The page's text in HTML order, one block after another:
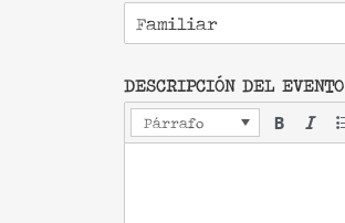
DESCRIPCIÓN DEL EVENTO
Párrafo